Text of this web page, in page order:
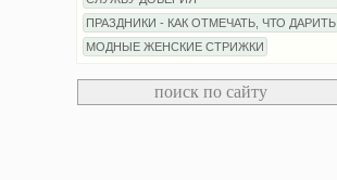
ПРАЗДНИКИ - КАК ОТМЕЧАТЬ, ЧТО ДАРИТЬ
МОДНЫЕ ЖЕНСКИЕ СТРИЖКИ